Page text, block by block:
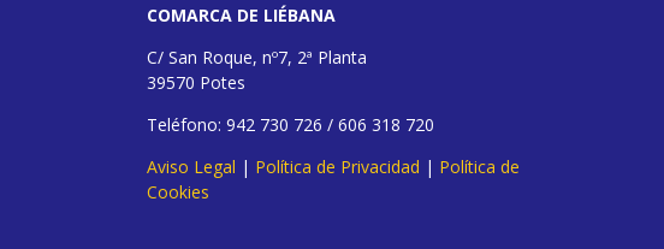
COMARCA DE LIÉBANA
C/ San Roque, nº7, 2ª Planta
39570 Potes
Teléfono: 942 730 726 / 606 318 720
Aviso Legal | Política de Privacidad | Política de
Cookies